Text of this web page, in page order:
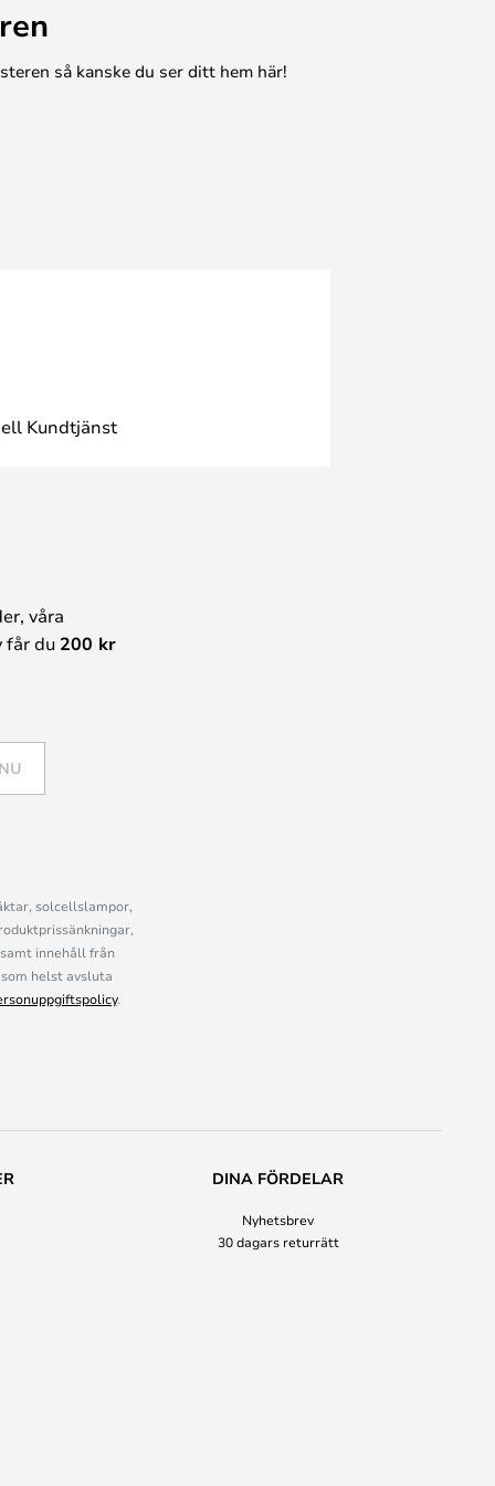
så kanske du ser ditt hem här!
Kundtjänst
våra
får du 200 kr
solcellslampor,
innehåll från
helst avsluta
.
DINA FÖRDELAR
Nyhetsbrev
30 dagars returrätt